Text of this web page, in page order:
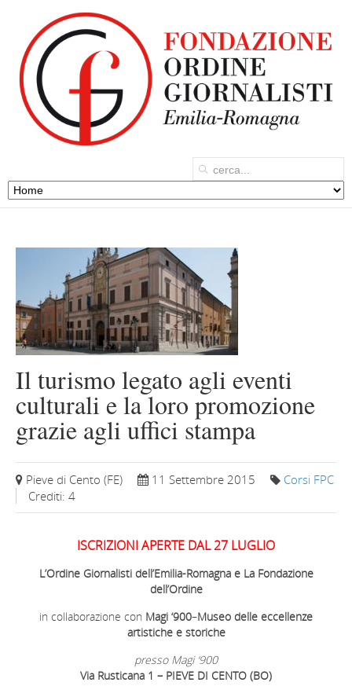
Il turismo legato agli eventi
culturali e la loro promozione
grazie agli uffici stampa
Pieve di Cento (FE) 11 Settembre 2015
Corsi FPC
Crediti: 4
ISCRIZIONI APERTE DAL 27 LUGLIO
L’Ordine Giornalisti dell’Emilia-Romagna e La Fondazione
dell’Ordine
in collaborazione con Magi ‘900–Museo delle eccellenze
artistiche e storiche
presso Magi ‘900
Via Rusticana 1 – PIEVE DI CENTO (BO)